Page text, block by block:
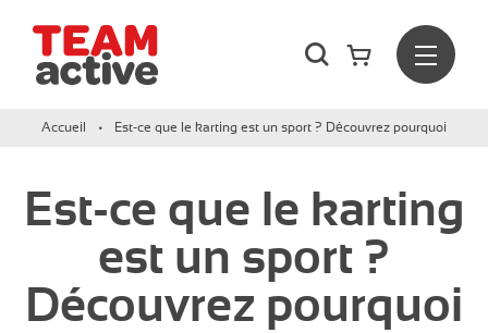
Rechercher
Menu
Accueil Est-ce que le karting est un sport ? Découvrez pourquoi
Est-ce que le karting
est un sport ?
Découvrez pourquoi